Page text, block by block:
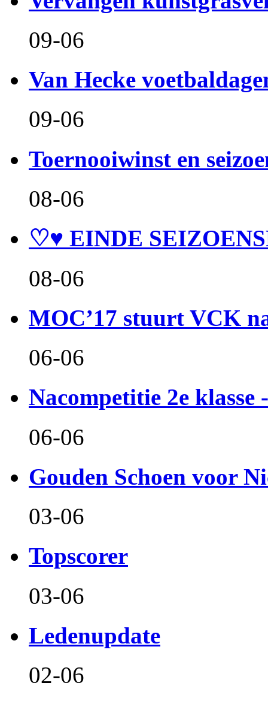
09-06
Van Hecke
09-06
Toernooiwinst en
08-06
♡♥ EINDE
08-06
MOC’17 stuurt VCK
06-06
Nacompetitie 2e klasse
06-06
Gouden Schoen voor
03-06
Topscorer
03-06
Ledenupdate
02-06